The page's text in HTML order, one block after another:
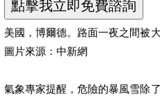
美國，博爾德。路面一夜之間被
圖片來源：中新網
氣象專家提醒，危險的暴風雪除